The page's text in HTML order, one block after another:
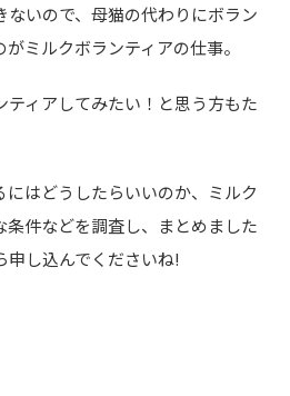
ないので、母猫の代わりにボラン
ミルクボランティアの仕事。
ィアしてみたい！と思う方もた
にはどうしたらいいのか、ミルク
条件などを調査し、まとめました
申し込んでくださいね!